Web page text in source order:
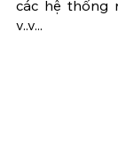
các hệ thống
v..v...